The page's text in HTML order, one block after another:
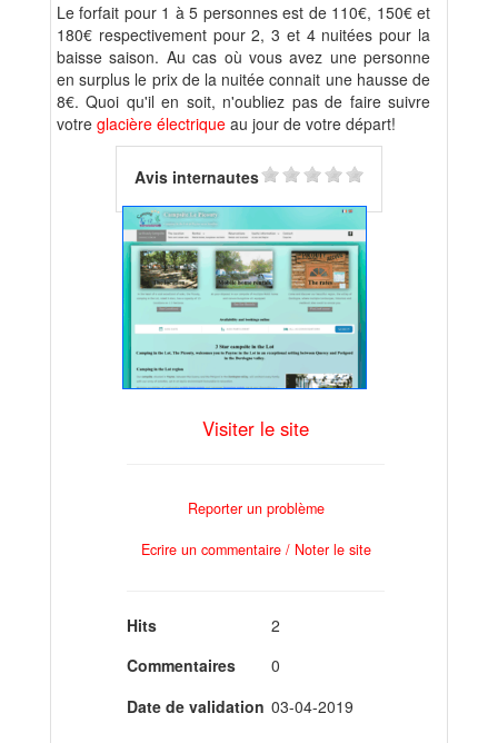
Le forfait pour 1 à 5 personnes est de 110€, 150€ et
180€ respectivement pour 2, 3 et 4 nuitées pour la
baisse saison. Au cas où vous avez une personne
en surplus le prix de la nuitée connait une hausse de
8€. Quoi qu'il en soit, n'oubliez pas de faire suivre
votre glacière électrique au jour de votre départ!
Avis internautes
Visiter le site
Reporter un problème
Ecrire un commentaire / Noter le site
Hits
2
Commentaires
0
Date de validation 03-04-2019